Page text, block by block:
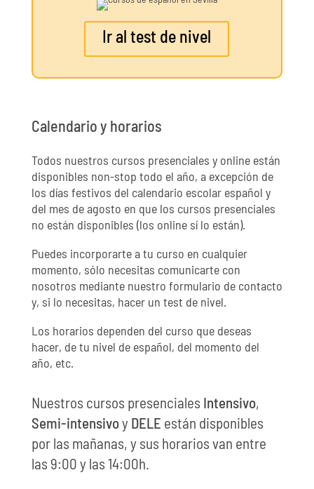
Ir al test de nivel
Calendario y horarios
Todos nuestros cursos presenciales y online están
disponibles non-stop todo el año, a excepción de
los días festivos del calendario escolar español y
del mes de agosto en que los cursos presenciales
no están disponibles (los online sí lo están).
Puedes incorporarte a tu curso en cualquier
momento, sólo necesitas comunicarte con
nosotros mediante nuestro formulario de contacto
y, si lo necesitas, hacer un test de nivel.
Los horarios dependen del curso que deseas
hacer, de tu nivel de español, del momento del
año, etc.
Nuestros cursos presenciales Intensivo,
Semi-intensivoy DELE están disponibles
por las mañanas, y sus horarios van entre
las 9:00 y las 14:00h.